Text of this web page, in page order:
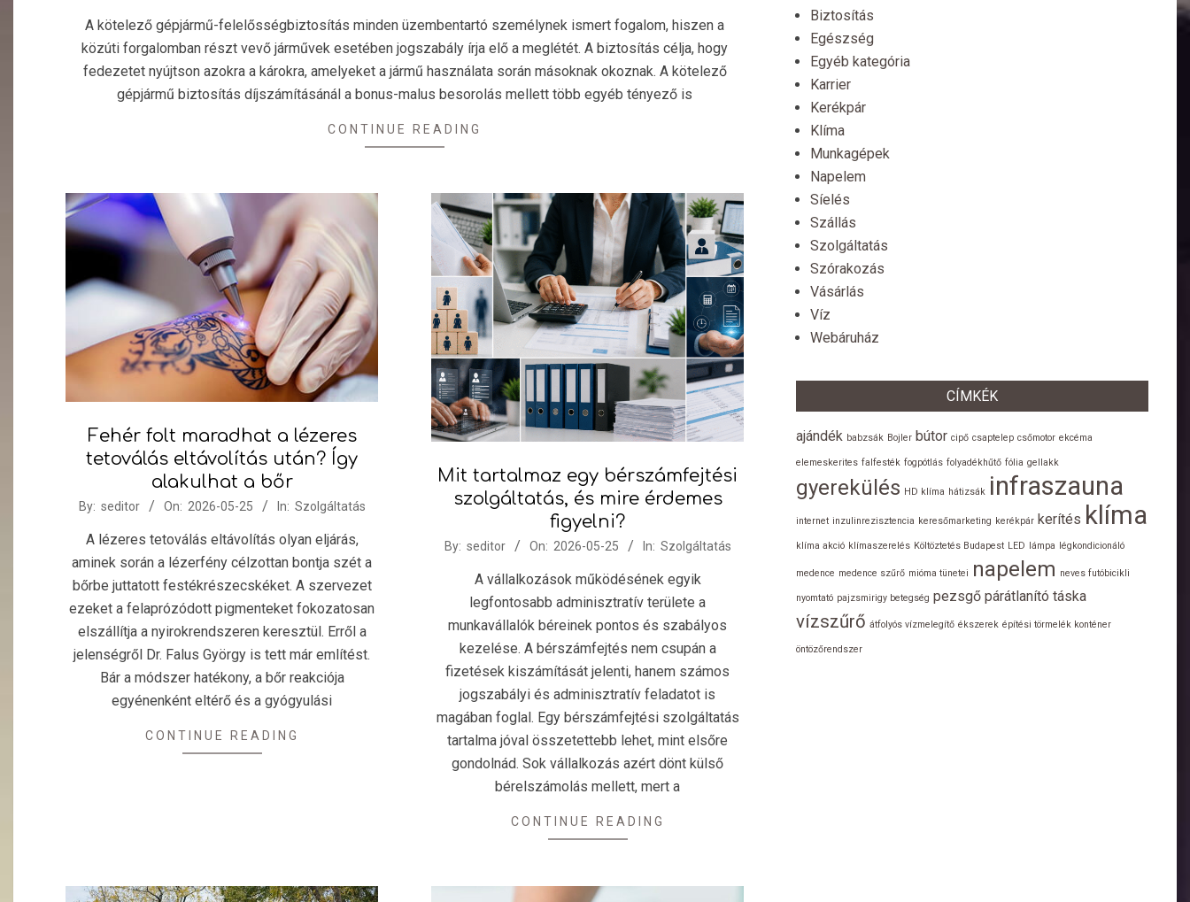
A kötelező gépjármű-felelősségbiztosítás minden üzembentartó személynek ismert fogalom, hiszen a
közúti forgalomban részt vevő járművek esetében jogszabály írja elő a meglétét. A biztosítás célja, hogy
fedezetet nyújtson azokra a károkra, amelyeket a jármű használata során másoknak okoznak. A kötelező
gépjármű biztosítás díjszámításánál a bonus-malus besorolás mellett több egyéb tényező is
CONTINUE READING
Fehér folt maradhat a lézeres
tetoválás eltávolítás után? Így
alakulhat a bőr
2026-
By: seditor On: 2026-05-25 In: Szolgáltatás
A lézeres tetoválás eltávolítás olyan eljárás,
aminek során a lézerfény célzottan bontja szét a
bőrbe juttatott festékrészecskéket. A szervezet
ezeket a felaprózódott pigmenteket fokozatosan
elszállítja a nyirokrendszeren keresztül. Erről a
jelenségről Dr. Falus György is tett már említést.
Bár a módszer hatékony, a bőr reakciója
egyénenként eltérő és a gyógyulási
CONTINUE READING
Mit tartalmaz egy bérszámfejtési
szolgáltatás, és mire érdemes
figyelni?
2026-
By: seditor On: 2026-05-25 In: Szolgáltatás
A vállalkozások működésének egyik
legfontosabb adminisztratív területe a
munkavállalók béreinek pontos és szabályos
kezelése. A bérszámfejtés nem csupán a
fizetések kiszámítását jelenti, hanem számos
jogszabályi és adminisztratív feladatot is
magában foglal. Egy bérszámfejtési szolgáltatás
tartalma jóval összetettebb lehet, mint elsőre
gondolnád. Sok vállalkozás azért dönt külső
bérelszámolás mellett, mert a
CONTINUE READING
Biztosítás
Egészség
Egyéb kategória
Karrier
Kerékpár
Klíma
Munkagépek
Napelem
Síelés
Szállás
Szolgáltatás
Szórakozás
Vásárlás
Víz
Webáruház
CÍMKÉK
ajándék babzsák Bojler bútor cipő csaptelep csőmotor ekcéma
elemeskerites falfesték fogpótlás folyadékhűtő fólia gellakk
gyerekülés HD klíma hátizsák infraszauna
internet inzulinrezisztencia keresőmarketing kerékpár kerítés klíma
klíma akció klímaszerelés Költöztetés Budapest LED lámpa légkondicionáló
medence medence szűrő mióma tünetei napelem neves futóbicikli
nyomtató pajzsmirigy betegség pezsgő párátlanító táska
vízszűrő átfolyós vízmelegítő ékszerek építési törmelék konténer
öntözőrendszer